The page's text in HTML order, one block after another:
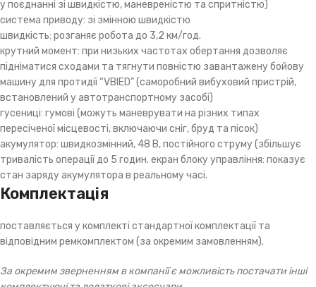
у поєднанні зі швидкістю, маневреністю та спритністю)
система приводу: зі змінною швидкістю
швидкість: розганяє робота до 3,2 км/год.
крутний момент: при низьких частотах обертання дозволяє
підніматися сходами та тягнути повністю завантажену бойову
машину для протидії “VBIED” (саморобний вибуховий пристрій,
встановлений у автотранспортному засобі)
гусениці: гумові (можуть маневрувати на різних типах
пересіченої місцевості, включаючи сніг, бруд та пісок)
акумулятор: швидкозмінний, 48 В, постійного струму (збільшує
тривалість операції до 5 годин. екран блоку управління: показує
стан заряду акумулятора в реальному часі.
Комплектація
поставляється у комплекті стандартної комплектації та
відповідним ремкомплектом (за окремим замовленням).
За окремим зверненням в компанії є можливість постачати інші